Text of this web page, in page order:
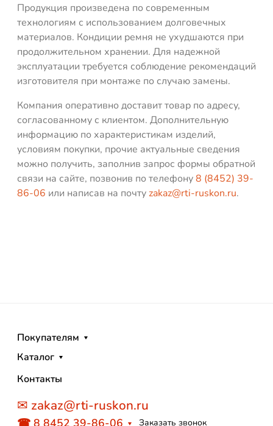
Продукция произведена по современным
технологиям с использованием долговечных
материалов. Кондиции ремня не ухудшаются при
продолжительном хранении. Для надежной
эксплуатации требуется соблюдение рекомендаций
изготовителя при монтаже по случаю замены.
Компания оперативно доставит товар по адресу,
согласованному с клиентом. Дополнительную
информацию по характеристикам изделий,
условиям покупки, прочие актуальные сведения
можно получить, заполнив запрос формы обратной
связи на сайте, позвонив по телефону8 (8452) 39-
86-06 или написав на почтуzakaz@rti-ruskon.ru.
Покупателям
Каталог
Контакты
✉ zakaz@rti-ruskon.ru
☎ 8 8452 39-86-06 Заказать звонок